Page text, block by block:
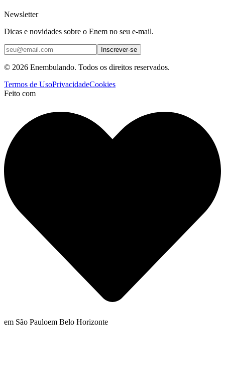
Newsletter
Dicas e novidades sobre o Enem no seu e-mail.
Inscrever-se
© 2026 Enembulando. Todos os direitos reservados.
Termos de UsoPrivacidadeCookies
Feito com
em São Pauloem Belo Horizonte